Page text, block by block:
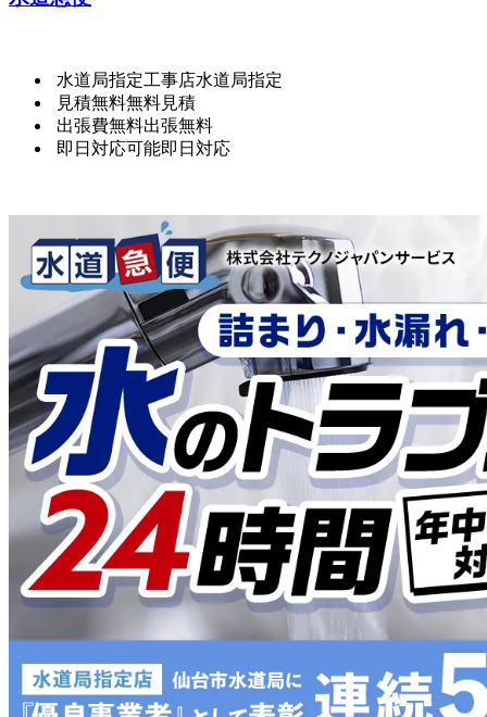
水道局指定工事店水道局指定
見積無料無料見積
出張費無料出張無料
即日対応可能即日対応